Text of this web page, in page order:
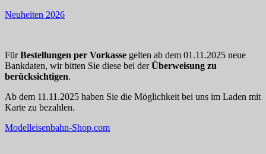
Neuheiten 2026
FürBestellungen per Vorkasse gelten ab dem 01.11.2025 neue
Bankdaten, wir bitten Sie diese bei derÜberweisung zu
berücksichtigen.
Ab dem 11.11.2025 haben Sie die Möglichkeit bei uns im Laden mit
Karte zu bezahlen.
Modelleisenbahn-Shop.com